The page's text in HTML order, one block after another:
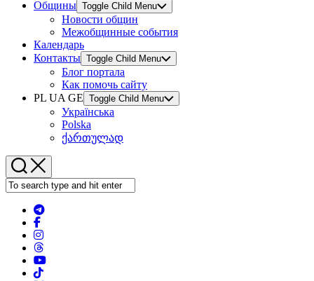
Общины Toggle Child Menu
Новости общин
Межобщинные события
Календарь
Контакты Toggle Child Menu
Блог портала
Как помочь сайту
PL UA GE Toggle Child Menu
Українська
Polska
ქართულად